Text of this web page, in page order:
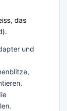
das
und